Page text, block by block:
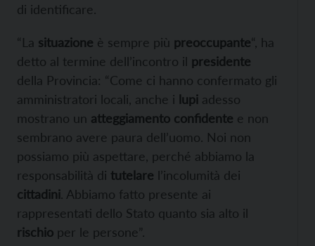
di identificare.
“La situazione è sempre più preoccupante“, ha
detto al termine dell’incontro il presidente
della Provincia: “Come ci hanno confermato gli
amministratori locali, anche i lupi adesso
mostrano un atteggiamento confidente e non
sembrano avere paura dell’uomo. Noi non
possiamo più aspettare, perché abbiamo la
responsabilità di tutelare l’incolumità dei
cittadini. Abbiamo fatto presente ai
rappresentati dello Stato quanto sia alto il
rischio per le persone”.